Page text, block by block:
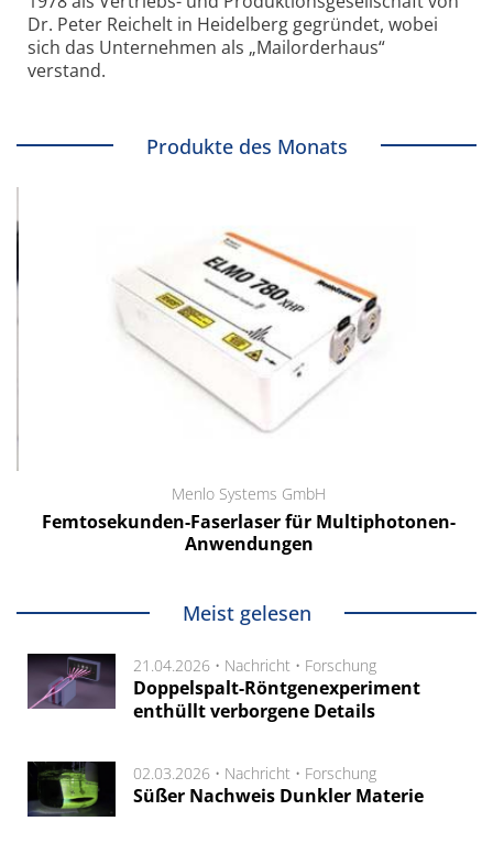
Dr. Peter Reichelt in Heidelberg gegründet, wobei
sich das Unternehmen als „Mailorderhaus“
verstand.
Produkte des Monats
Menlo Systems GmbH
Femtosekunden-Faserlaser für Multiphotonen-
Anwendungen
Meist gelesen
21.04.2026 • Nachricht • Forschung
Doppelspalt-Röntgenexperiment
enthüllt verborgene Details
02.03.2026 • Nachricht • Forschung
Süßer Nachweis Dunkler Materie